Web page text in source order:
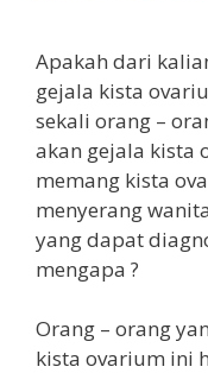
Apakah dari
gejala kista
sekali orang –
akan gejala kista
memang kista
menyerang
yang dapat
mengapa ?
Orang – orang
kista ovarium ini